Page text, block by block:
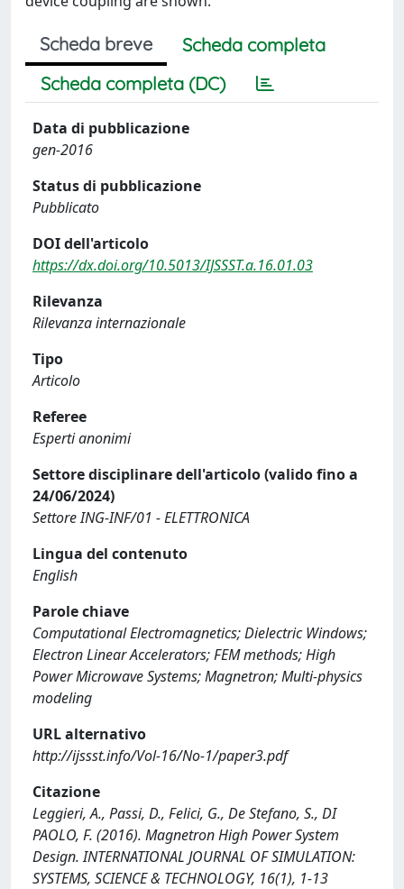
Scheda breve
Scheda completa
Scheda completa (DC)
Data di pubblicazione
gen-2016
Status di pubblicazione
Pubblicato
DOI dell'articolo
https://dx.doi.org/10.5013/IJSSST.a.16.01.03
Rilevanza
Rilevanza internazionale
Tipo
Articolo
Referee
Esperti anonimi
Settore disciplinare dell'articolo (valido fino a
24/06/2024)
Settore ING-INF/01 - ELETTRONICA
Lingua del contenuto
English
Parole chiave
Computational Electromagnetics; Dielectric Windows;
Electron Linear Accelerators; FEM methods; High
Power Microwave Systems; Magnetron; Multi-physics
modeling
URL alternativo
http://ijssst.info/Vol-16/No-1/paper3.pdf
Citazione
Leggieri, A., Passi, D., Felici, G., De Stefano, S., DI
PAOLO, F. (2016). Magnetron High Power System
Design. INTERNATIONAL JOURNAL OF SIMULATION:
SYSTEMS, SCIENCE & TECHNOLOGY, 16(1), 1-13